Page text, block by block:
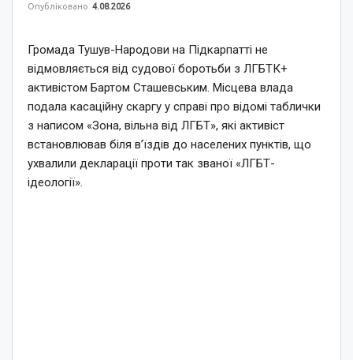
Опубліковано 4.08.2026
Громада Тушув-Народови на Підкарпатті не
відмовляється від судової боротьби з ЛГБТК+
активістом Бартом Сташевським. Місцева влада
подала касаційну скаргу у справі про відомі таблички
з написом «Зона, вільна від ЛГБТ», які активіст
встановлював біля в’їздів до населених пунктів, що
ухвалили декларації проти так званої «ЛГБТ-
ідеології».